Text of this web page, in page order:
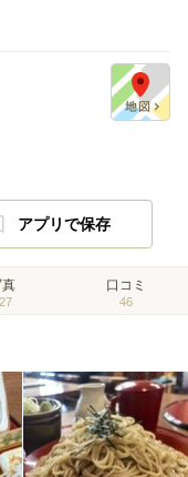
アプリで保存
口コミ
46